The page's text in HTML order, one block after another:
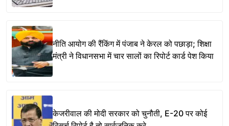
नीति आयोग की रैंकिंग में पंजाब ने केरल को पछाड़ा; शिक्षा
मंत्री ने विधानसभा में चार सालों का रिपोर्ट कार्ड पेश किया
केजरीवाल की मोदी सरकार को चुनौती, E-20 पर कोई